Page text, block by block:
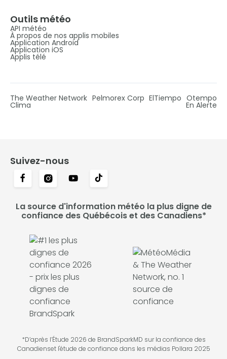
Outils météo
API météo
À propos de nos applis mobiles
Application Android
Application iOS
Applis télé
The Weather Network Pelmorex Corp ElTiempo Otempo
Clima En Alerte
Suivez-nous
La source d'information météo la plus digne de
confiance des Québécois et des Canadiens*
*D’après l’Étude 2026 de BrandSparkMD sur la confiance des
Canadienset l'étude de confiance dans les médias Pollara 2025